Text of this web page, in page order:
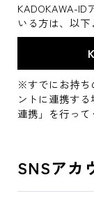
KADOKAWA-
いる方は、以下
※すでにお持ち
ントに連携す
連携」を行って
SNSアカ